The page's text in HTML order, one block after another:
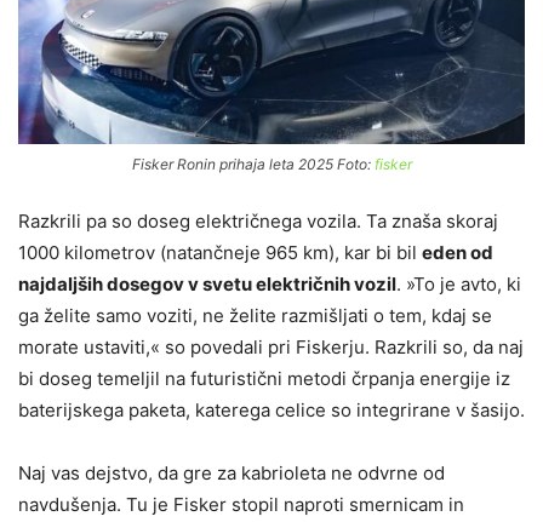
Fisker Ronin prihaja leta 2025 Foto: fisker
Razkrili pa so doseg električnega vozila. Ta znaša skoraj
1000 kilometrov (natančneje 965 km), kar bi bil eden od
najdaljših dosegov v svetu električnih vozil. »To je avto, ki
ga želite samo voziti, ne želite razmišljati o tem, kdaj se
morate ustaviti,« so povedali pri Fiskerju. Razkrili so, da naj
bi doseg temeljil na futuristični metodi črpanja energije iz
baterijskega paketa, katerega celice so integrirane v šasijo.
Naj vas dejstvo, da gre za kabrioleta ne odvrne od
navdušenja. Tu je Fisker stopil naproti smernicam in